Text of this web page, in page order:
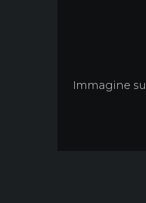
Immagine